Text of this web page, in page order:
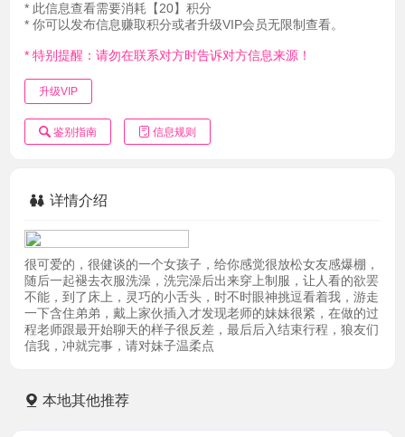
* 此信息查看需要消耗【20】积分
* 你可以发布信息赚取积分或者升级VIP会员无限制查看。
* 特别提醒：请勿在联系对方时告诉对方信息来源！
升级VIP
鉴别指南 信息规则
详情介绍
很可爱的，很健谈的一个女孩子，给你感觉很放松女友感爆棚，
随后一起褪去衣服洗澡，洗完澡后出来穿上制服，让人看的欲罢
不能，到了床上，灵巧的小舌头，时不时眼神挑逗看着我，游走
一下含住弟弟，戴上家伙插入才发现老师的妹妹很紧，在做的过
程老师跟最开始聊天的样子很反差，最后后入结束行程，狼友们
信我，冲就完事，请对妹子温柔点
本地其他推荐